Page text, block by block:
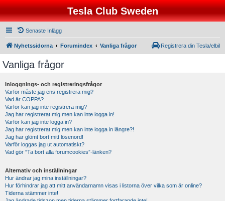
Tesla Club Sweden
Senaste Inlägg
Nyhetssidorna Forumindex Vanliga frågor Registrera din Tesla/elbil
Vanliga frågor
Inloggnings- och registreringsfrågor
Varför måste jag ens registrera mig?
Vad är COPPA?
Varför kan jag inte registrera mig?
Jag har registrerat mig men kan inte logga in!
Varför kan jag inte logga in?
Jag har registrerat mig men kan inte logga in längre?!
Jag har glömt bort mitt lösenord!
Varför loggas jag ut automatiskt?
Vad gör “Ta bort alla forumcookies”-länken?
Alternativ och inställningar
Hur ändrar jag mina inställningar?
Hur förhindrar jag att mitt användarnamn visas i listorna över vilka som är online?
Tiderna stämmer inte!